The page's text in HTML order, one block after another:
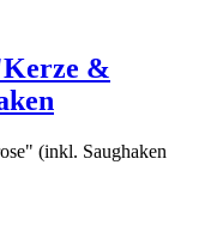
&
(inkl. Saughaken